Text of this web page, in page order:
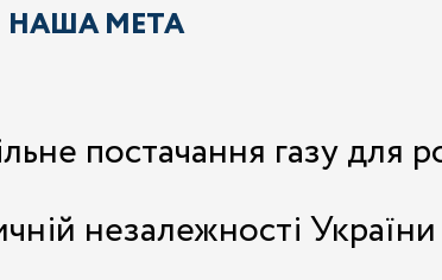
НАША МЕТА
постачання газу для
незалежності